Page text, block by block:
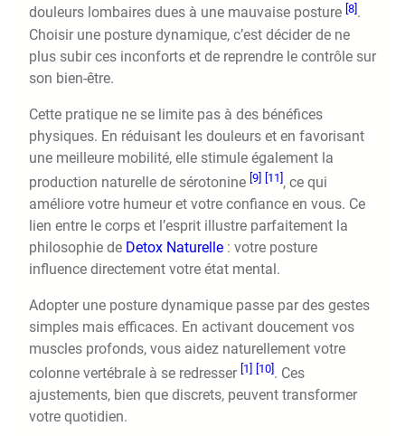
douleurs lombaires dues à une mauvaise posture [8].
Choisir une posture dynamique, c’est décider de ne
plus subir ces inconforts et de reprendre le contrôle sur
son bien-être.
Cette pratique ne se limite pas à des bénéfices
physiques. En réduisant les douleurs et en favorisant
une meilleure mobilité, elle stimule également la
production naturelle de sérotonine [9] [11], ce qui
améliore votre humeur et votre confiance en vous. Ce
lien entre le corps et l’esprit illustre parfaitement la
philosophie de Detox Naturelle : votre posture
influence directement votre état mental.
Adopter une posture dynamique passe par des gestes
simples mais efficaces. En activant doucement vos
muscles profonds, vous aidez naturellement votre
colonne vertébrale à se redresser [1] [10] . Ces
ajustements, bien que discrets, peuvent transformer
votre quotidien.